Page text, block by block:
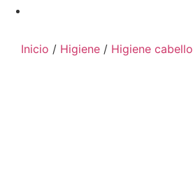
Inicio / Higiene / Higiene cabello